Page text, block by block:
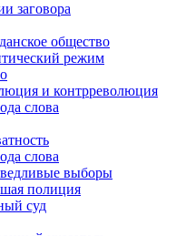
заговора
общество
режим
и контрреволюция
слова
слова
выборы
полиция
суд